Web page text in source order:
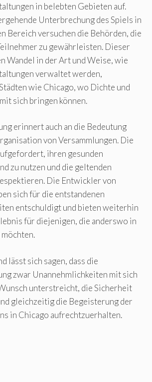
in belebten Gebieten auf.
Unterbrechung des Spiels in
Bereich versuchen die Behörden, die
zu gewährleisten. Dieser
Wandel in der Art und Weise, wie
verwaltet werden,
wie Chicago, wo Dichte und
sich bringen können.
erinnert auch an die Bedeutung
von Versammlungen. Die
ihren gesunden
zu nutzen und die geltenden
Die Entwickler von
sich für die entstandenen
entschuldigt und bieten weiterhin
für diejenigen, die anderswo in
lässt sich sagen, dass die
zwar Unannehmlichkeiten mit sich
unterstreicht, die Sicherheit
gleichzeitig die Begeisterung der
in Chicago aufrechtzuerhalten.